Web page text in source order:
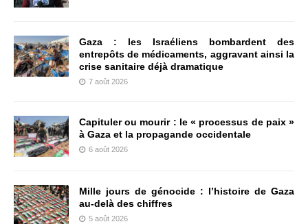
Gaza : les Israéliens bombardent des
entrepôts de médicaments, aggravant ainsi la
crise sanitaire déjà dramatique
7 août 2026
Capituler ou mourir : le « processus de paix »
à Gaza et la propagande occidentale
6 août 2026
Mille jours de génocide : l’histoire de Gaza
au-delà des chiffres
5 août 2026